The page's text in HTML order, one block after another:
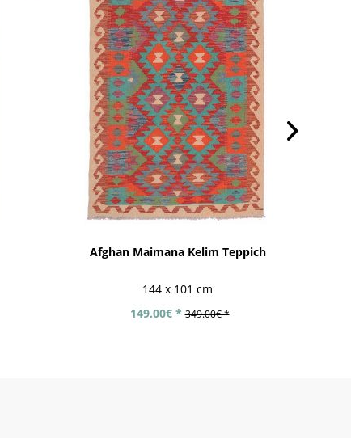
Afghan Maimana Kelim Teppich
144 x 101 cm
149.00€ * 349.00€ *